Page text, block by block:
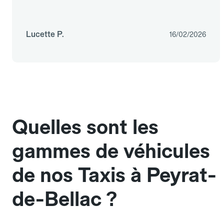
Lucette P. 16/02/2026
Quelles sont les
gammes de véhicules
de nos Taxis à Peyrat-
de-Bellac ?